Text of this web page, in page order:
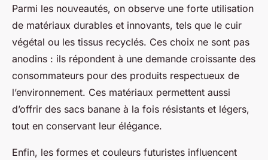
Parmi les nouveautés, on observe une forte utilisation
de matériaux durables et innovants, tels que le cuir
végétal ou les tissus recyclés. Ces choix ne sont pas
anodins : ils répondent à une demande croissante des
consommateurs pour des produits respectueux de
l’environnement. Ces matériaux permettent aussi
d’offrir des sacs banane à la fois résistants et légers,
tout en conservant leur élégance.
Enfin, les formes et couleurs futuristes influencent